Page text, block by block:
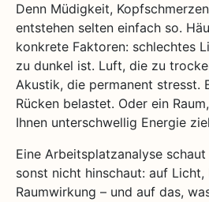
Denn Müdigkeit,
entstehen selten einfach so.
konkrete Faktoren: schlechtes
zu dunkel ist. Luft, die zu
Akustik, die permanent stresst.
Rücken belastet. Oder ein
Ihnen unterschwellig Energie
Eine Arbeitsplatzanalyse
sonst nicht hinschaut: auf
Raumwirkung – und auf das,